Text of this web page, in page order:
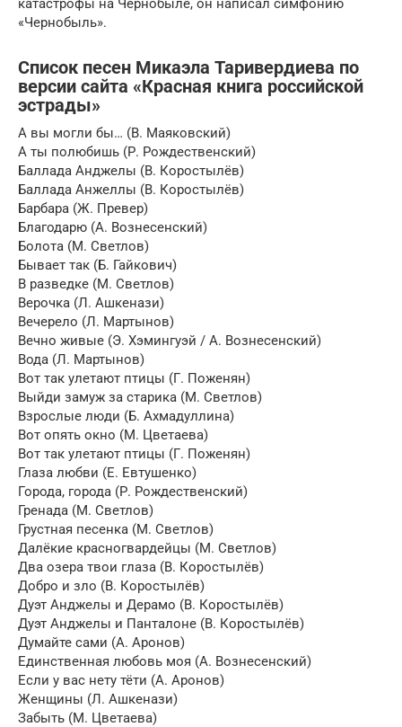
катастрофы на Чернобыле, он написал симфонию
«Чернобыль».
Список песен Микаэла Таривердиева по
версии сайта «Красная книга российской
эстрады»
А вы могли бы… (В. Маяковский)
А ты полюбишь (Р. Рождественский)
Баллада Анджелы (В. Коростылёв)
Баллада Анжеллы (В. Коростылёв)
Барбара (Ж. Превер)
Благодарю (А. Вознесенский)
Болота (М. Светлов)
Бывает так (Б. Гайкович)
В разведке (М. Светлов)
Верочка (Л. Ашкенази)
Вечерело (Л. Мартынов)
Вечно живые (Э. Хэмингуэй / А. Вознесенский)
Вода (Л. Мартынов)
Вот так улетают птицы (Г. Поженян)
Выйди замуж за старика (М. Светлов)
Взрослые люди (Б. Ахмадуллина)
Вот опять окно (М. Цветаева)
Вот так улетают птицы (Г. Поженян)
Глаза любви (Е. Евтушенко)
Города, города (Р. Рождественский)
Гренада (М. Светлов)
Грустная песенка (М. Светлов)
Далёкие красногвардейцы (М. Светлов)
Два озера твои глаза (В. Коростылёв)
Добро и зло (В. Коростылёв)
Дуэт Анджелы и Дерамо (В. Коростылёв)
Дуэт Анджелы и Панталоне (В. Коростылёв)
Думайте сами (А. Аронов)
Единственная любовь моя (А. Вознесенский)
Если у вас нету тёти (А. Аронов)
Женщины (Л. Ашкенази)
Забыть (М. Цветаева)